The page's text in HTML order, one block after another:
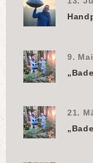
9.
21.